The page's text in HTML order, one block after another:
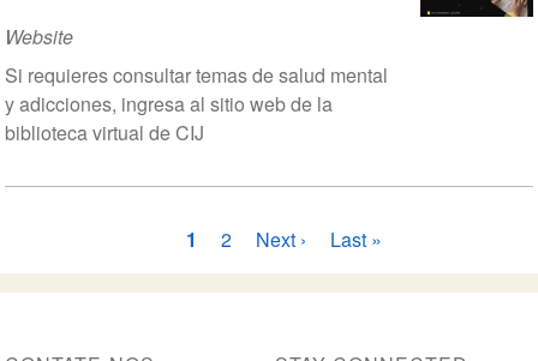
Prevención
del
maltrato
adolescentes
Website
Si requieres consultar temas de salud mental
y adicciones, ingresa al sitio web de la
biblioteca virtual de CIJ
Página
atual
1 Página
2
Próxima
página
Next ›
Última
página
Last »